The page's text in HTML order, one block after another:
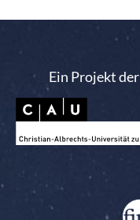
Ein Projekt der